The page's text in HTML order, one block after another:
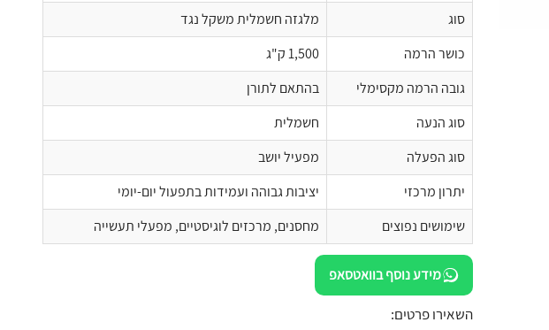
סוג
מלגזה חשמלית משקל נגד
כושר הרמה
1,500 ק"ג
גובה הרמה מקסימלי
בהתאם לתורן
סוג הנעה
חשמלית
סוג הפעלה
מפעיל יושב
יתרון מרכזי
יציבות גבוהה ועמידות בתפעול יום-יומי
שימושים נפוצים
מחסנים, מרכזים לוגיסטיים, מפעלי תעשייה
מידע נוסף בוואטסאפ
השאירו פרטים: